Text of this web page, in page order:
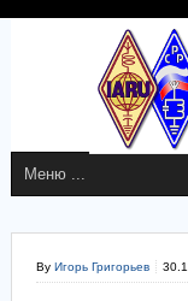
By Игорь Григорьев